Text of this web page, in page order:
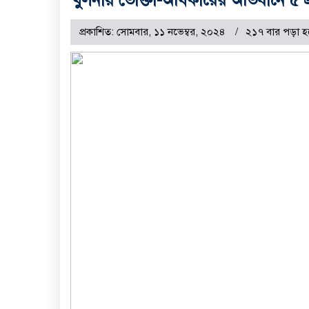
প্রকাশিত: সোমবার, ১১ নভেম্বর, ২০২৪ ২১৭ বার পড়া